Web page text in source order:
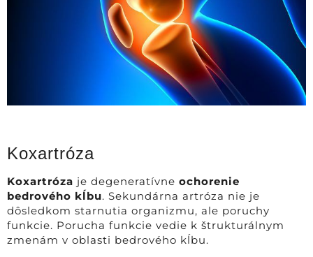
Koxartróza
Koxartróza je degeneratívne ochorenie
bedrového kĺbu. Sekundárna artróza nie je
dôsledkom starnutia organizmu, ale poruchy
funkcie. Porucha funkcie vedie k štrukturálnym
zmenám v oblasti bedrového kĺbu.